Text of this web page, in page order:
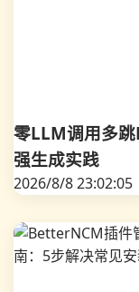
零LLM调用多
强生成实践
2026/8/8 23:02:05